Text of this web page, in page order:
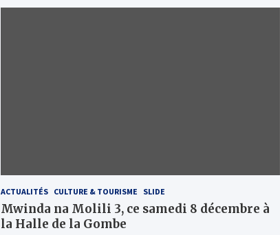
ACTUALITÉS CULTURE & TOURISME SLIDE
Mwinda na Molili 3, ce samedi 8 décembre à
la Halle de la Gombe